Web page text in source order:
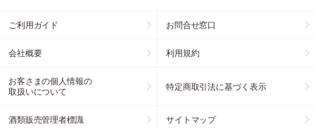
ご利用ガイド お問合せ窓口
会社概要 利用規約
お客さまの個人情報の
取扱いについて
特定商取引法に基づく表示
酒類販売管理者標識 サイトマップ